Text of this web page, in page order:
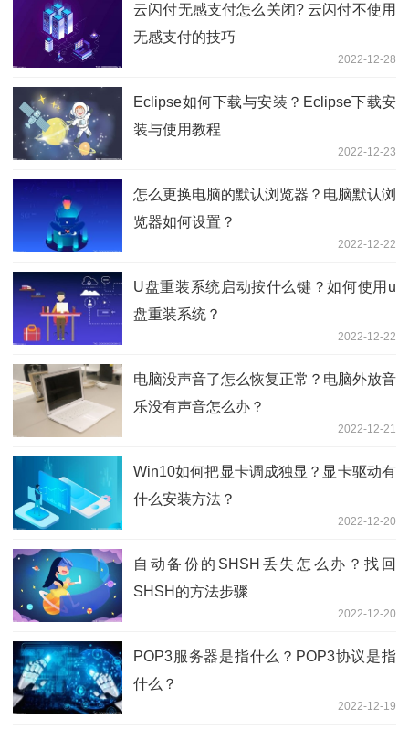
云闪付无感支付怎么关闭? 云闪付不使用
无感支付的技巧
2022-12-28
Eclipse如何下载与安装？Eclipse下载安
装与使用教程
2022-12-23
怎么更换电脑的默认浏览器？电脑默认浏
览器如何设置？
2022-12-22
U盘重装系统启动按什么键？如何使用u
盘重装系统？
2022-12-22
电脑没声音了怎么恢复正常？电脑外放音
乐没有声音怎么办？
2022-12-21
Win10如何把显卡调成独显？显卡驱动有
什么安装方法？
2022-12-20
自动备份的SHSH丢失怎么办？找回
SHSH的方法步骤
2022-12-20
POP3服务器是指什么？POP3协议是指
什么？
2022-12-19